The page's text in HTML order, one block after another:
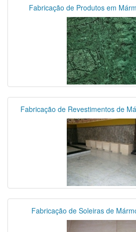
Fabricação de Produtos em
Fabricação de Revestimentos de
Fabricação de Soleiras de